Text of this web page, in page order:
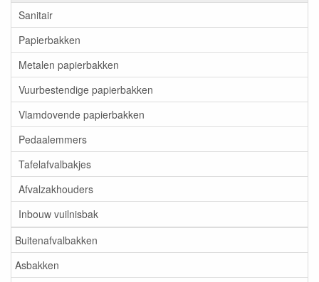
Sanitair
Papierbakken
Metalen papierbakken
Vuurbestendige papierbakken
Vlamdovende papierbakken
Pedaalemmers
Tafelafvalbakjes
Afvalzakhouders
Inbouw vuilnisbak
Buitenafvalbakken
Asbakken